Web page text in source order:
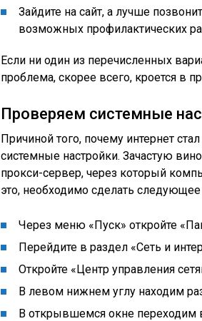
Зайдите на сайт, а лучше
возможных профилактических
Если ни один из перечисленных
проблема, скорее всего, кроется в
Проверяем системные
Причиной того, почему интернет
системные настройки. Зачастую
прокси-сервер, через который
это, необходимо сделать
Через меню «Пуск» откройте
Перейдите в раздел «Сеть и
Откройте «Центр управления
В левом нижнем углу находим
В открывшемся окне переходим